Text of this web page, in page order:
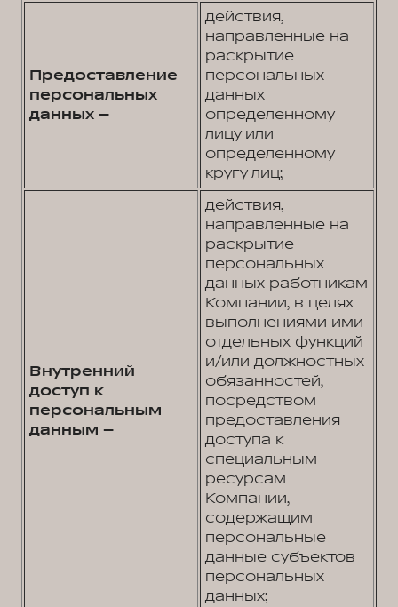
Предоставление
персональных
данных –
действия,
направленные на
раскрытие
персональных
данных
определенному
лицу или
определенному
кругу лиц;
Внутренний
доступ к
персональным
данным –
действия,
направленные на
раскрытие
персональных
данных работникам
Компании, в целях
выполнениями ими
отдельных функций
и/или должностных
обязанностей,
посредством
предоставления
доступа к
специальным
ресурсам
Компании,
содержащим
персональные
данные субъектов
персональных
данных;